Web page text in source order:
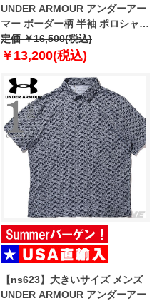
UNDER ARMOUR アンダーアー
マー ボーダー柄 半袖 ポロシャツ
USA直輸入 6010980-390
定価 ￥16,500(税込)
￥13,200(税込)
【ns623】大きいサイズ メンズ
UNDER ARMOUR アンダーアー